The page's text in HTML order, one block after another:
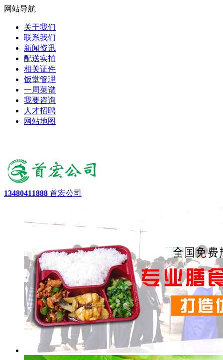
网站导航
关于我们
联系我们
新闻资讯
配送实拍
相关证件
饭堂管理
一周菜谱
我要咨询
人才招聘
网站地图
13480411888 首宏公司